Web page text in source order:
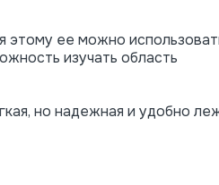
этому ее можно
изучать область
но надежная и удобно